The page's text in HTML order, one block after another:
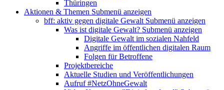
Thüringen
Aktionen & Themen Submenü anzeigen
bff: aktiv gegen digitale Gewalt Submenü anzeigen
Was ist digitale Gewalt? Submenü anzeigen
Digitale Gewalt im sozialen Nahfeld
Angriffe im öffentlichen digitalen Raum
Folgen für Betroffene
Projektbereiche
Aktuelle Studien und Veröffentlichungen
Aufruf #NetzOhneGewalt